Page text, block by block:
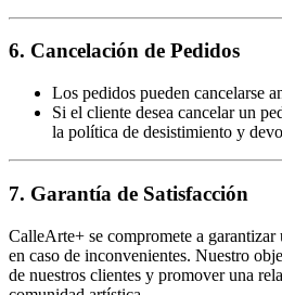
6. Cancelación de Pedidos
Los pedidos pueden cancelarse
Si el cliente desea cancelar un
la política de desistimiento y
7. Garantía de Satisfacción
CalleArte+ se compromete a
en caso de inconvenientes. Nuestro
de nuestros clientes y promover una